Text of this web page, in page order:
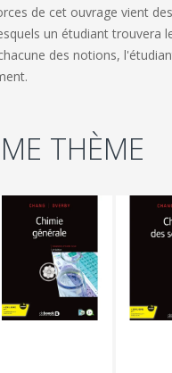
de cet ouvrage vient
un étudiant trouvera
des notions,
THÈME